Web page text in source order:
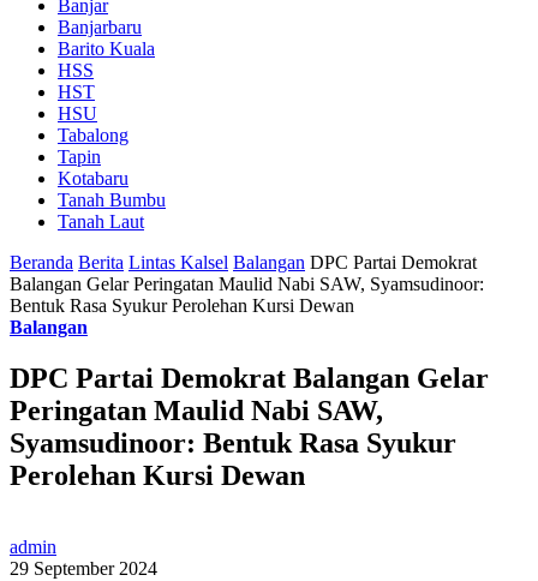
Banjar
Banjarbaru
Barito Kuala
HSS
HST
HSU
Tabalong
Tapin
Kotabaru
Tanah Bumbu
Tanah Laut
Beranda Berita Lintas Kalsel Balangan DPC Partai Demokrat
Balangan Gelar Peringatan Maulid Nabi SAW, Syamsudinoor:
Bentuk Rasa Syukur Perolehan Kursi Dewan
Balangan
DPC Partai Demokrat Balangan Gelar
Peringatan Maulid Nabi SAW,
Syamsudinoor: Bentuk Rasa Syukur
Perolehan Kursi Dewan
admin
29 September 2024